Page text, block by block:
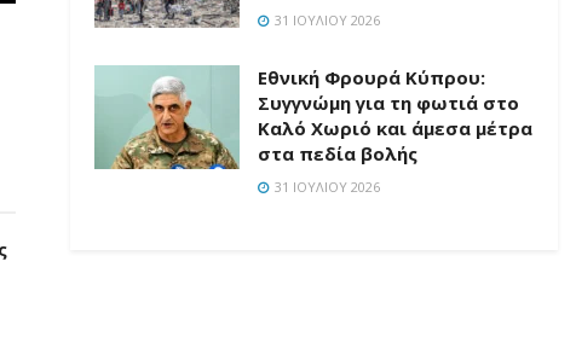
31 ΙΟΥΛΊΟΥ 2026
Εθνική Φρουρά Κύπρου:
Συγγνώμη για τη φωτιά στο
Καλό Χωριό και άμεσα μέτρα
στα πεδία βολής
31 ΙΟΥΛΊΟΥ 2026